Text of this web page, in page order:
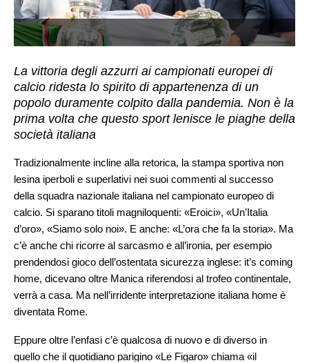
La vittoria degli azzurri ai campionati europei di
calcio ridesta lo spirito di appartenenza di un
popolo duramente colpito dalla pandemia. Non è la
prima volta che questo sport lenisce le piaghe della
società italiana
Tradizionalmente incline alla retorica, la stampa sportiva non
lesina iperboli e superlativi nei suoi commenti al successo
della squadra nazionale italiana nel campionato europeo di
calcio. Si sparano titoli magniloquenti: «Eroici», «Un’Italia
d’oro», «Siamo solo noi». E anche: «L’ora che fa la storia». Ma
c’è anche chi ricorre al sarcasmo e all’ironia, per esempio
prendendosi gioco dell’ostentata sicurezza inglese: it’s coming
home, dicevano oltre Manica riferendosi al trofeo continentale,
verrà a casa. Ma nell’irridente interpretazione italiana home è
diventata Rome.
Eppure oltre l’enfasi c’è qualcosa di nuovo e di diverso in
quello che il quotidiano parigino «Le Figaro» chiama «il